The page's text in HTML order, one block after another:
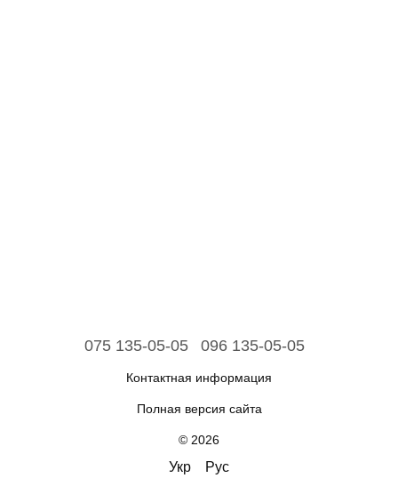
075 135-05-05 096 135-05-05
Контактная информация
Полная версия сайта
© 2026
Укр Рус